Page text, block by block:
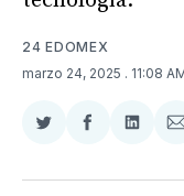
24 EDOMEX
marzo 24, 2025 . 11:08
Compartir
Twitter
Compartir
Facebook